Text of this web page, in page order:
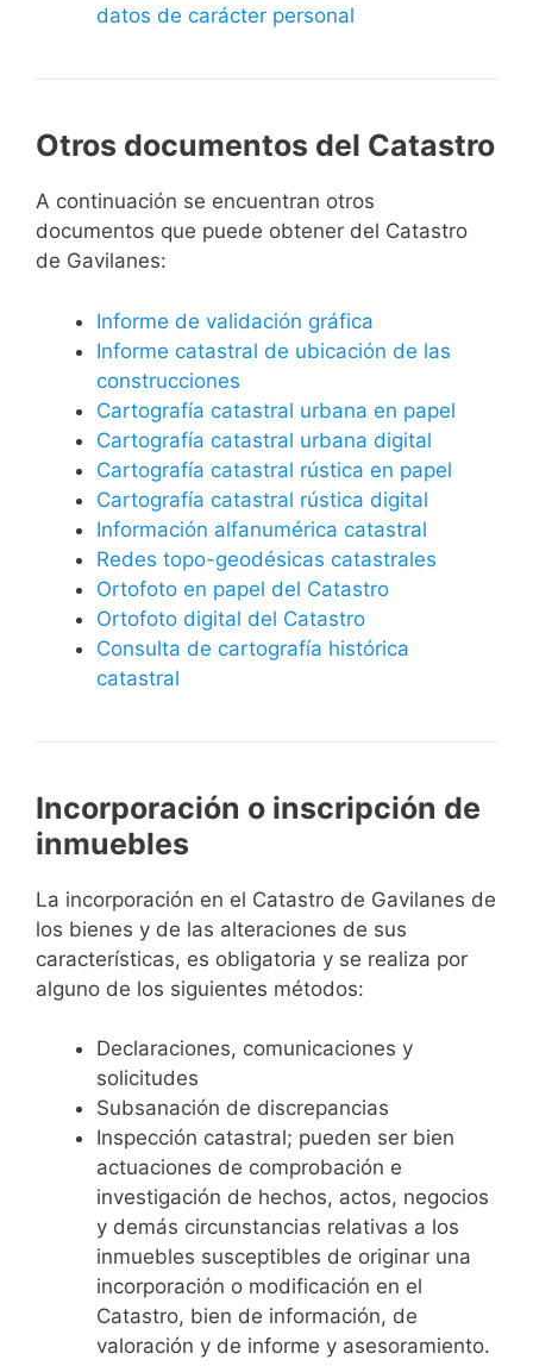
datos de carácter personal
Otros documentos del Catastro
A continuación se encuentran otros
documentos que puede obtener del Catastro
de Gavilanes:
Informe de validación gráfica
Informe catastral de ubicación de las
construcciones
Cartografía catastral urbana en papel
Cartografía catastral urbana digital
Cartografía catastral rústica en papel
Cartografía catastral rústica digital
Información alfanumérica catastral
Redes topo-geodésicas catastrales
Ortofoto en papel del Catastro
Ortofoto digital del Catastro
Consulta de cartografía histórica
catastral
Incorporación o inscripción de
inmuebles
La incorporación en el Catastro de Gavilanes de
los bienes y de las alteraciones de sus
características, es obligatoria y se realiza por
alguno de los siguientes métodos:
Declaraciones, comunicaciones y
solicitudes
Subsanación de discrepancias
Inspección catastral; pueden ser bien
actuaciones de comprobación e
investigación de hechos, actos, negocios
y demás circunstancias relativas a los
inmuebles susceptibles de originar una
incorporación o modificación en el
Catastro, bien de información, de
valoración y de informe y asesoramiento.